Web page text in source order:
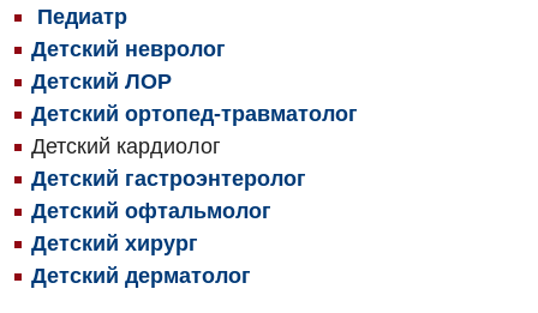
УЗИ
Эндоскопическое отделение
Для взрослых
Акушерство и гинекология
Аллергология, иммунология
Андрология
Отделение неотложных состояний
Офтальмологическое отделение
Педиатрическое отделение
Скорая медицинская помощь
Терапевтическое отделение
Травматологическое отделение
Украинский
Русский
Педиатр
Детский невролог
Детский ЛОР
Детский ортопед-травматолог
Детский кардиолог
Детский гастроэнтеролог
Детский офтальмолог
Детский хирург
Детский дерматолог